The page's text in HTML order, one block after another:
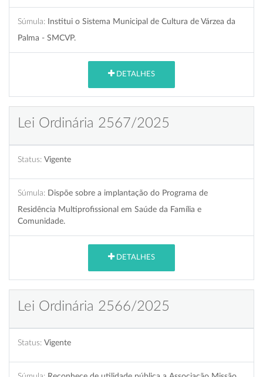
Súmula: Institui o Sistema Municipal de Cultura de Várzea da
Palma - SMCVP.
DETALHES
Lei Ordinária 2567/2025
Status: Vigente
Súmula: Dispõe sobre a implantação do Programa de
Residência Multiprofissional em Saúde da Família e
Comunidade.
DETALHES
Lei Ordinária 2566/2025
Status: Vigente